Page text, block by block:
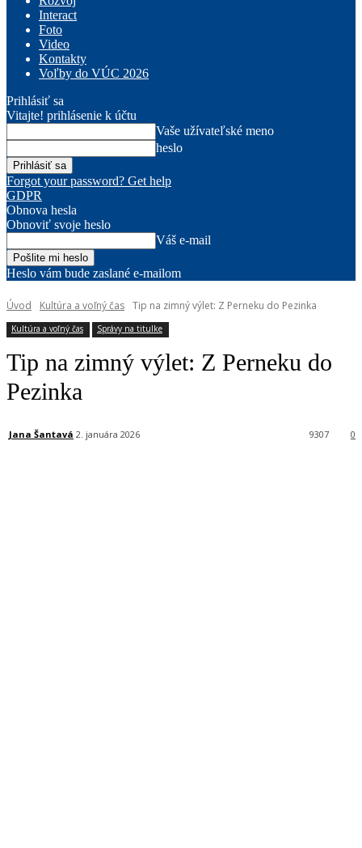
Interact
Foto
Video
Kontakty
Voľby do VÚC 2026
Prihlásiť sa
Vitajte! prihlásenie k účtu
Vaše užívateľské meno
heslo
Forgot your password? Get help
GDPR
Obnova hesla
Obnoviť svoje heslo
Váš e-mail
Heslo vám bude zaslané e-mailom
Úvod Kultúra a voľný čas Tip na zimný výlet: Z Perneku do Pezinka
Kultúra a voľný čas Správy na titulke
Tip na zimný výlet: Z Perneku do
Pezinka
Jana Šantavá 2. januára 2026 0
9307